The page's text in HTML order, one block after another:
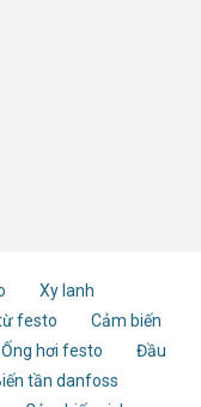
Xy lanh
festo
Cảm biến
Ống hơi festo
Đầu
tần danfoss